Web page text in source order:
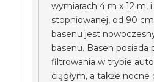
wymiarach 4 m x 12 m, i
stopniowanej, od 90
basenu jest
basenu. Basen
filtrowania w trybie
ciągłym, a także nocne